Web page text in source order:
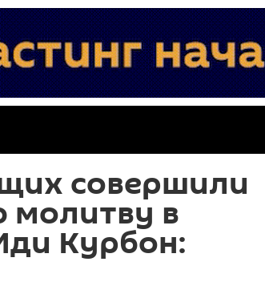
совершили
молитву в
Курбон: